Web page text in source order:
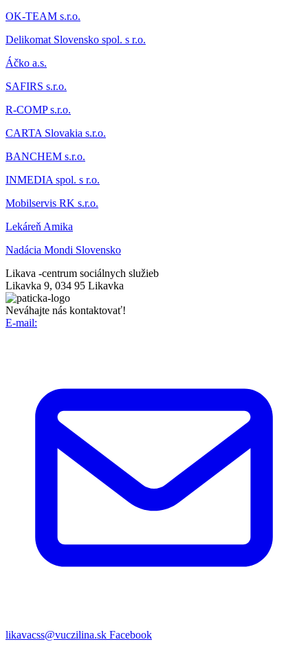
OK-TEAM s.r.o.
Delikomat Slovensko spol. s r.o.
Áčko a.s.
SAFIRS s.r.o.
R-COMP s.r.o.
CARTA Slovakia s.r.o.
BANCHEM s.r.o.
INMEDIA spol. s r.o.
Mobilservis RK s.r.o.
Lekáreň Amika
Nadácia Mondi Slovensko
Likava -centrum sociálnych služieb
Likavka 9, 034 95 Likavka
Neváhajte nás kontaktovať!
E-mail:
likavacss@vuczilina.sk Facebook